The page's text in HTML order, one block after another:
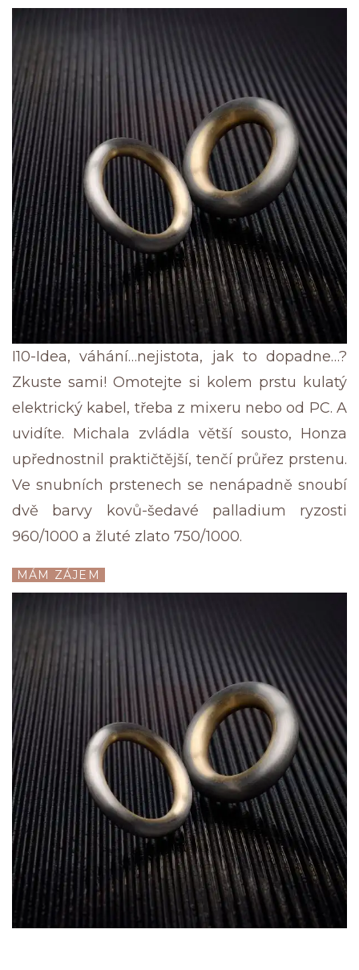
I10-Idea, váhání…nejistota, jak to dopadne…?
Zkuste sami! Omotejte si kolem prstu kulatý
elektrický kabel, třeba z mixeru nebo od PC. A
uvidíte. Michala zvládla větší sousto, Honza
upřednostnil praktičtější, tenčí průřez prstenu.
Ve snubních prstenech se nenápadně snoubí
dvě barvy kovů-šedavé palladium ryzosti
960/1000 a žluté zlato 750/1000.
MÁM ZÁJEM